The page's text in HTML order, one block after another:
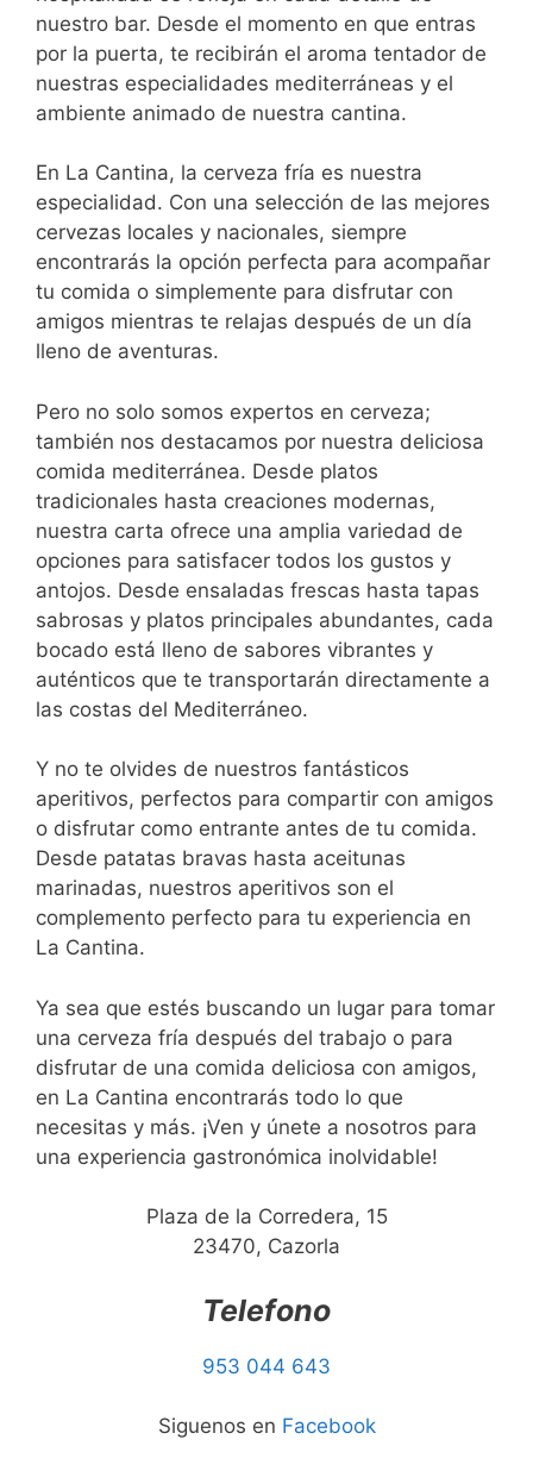
nuestro bar. Desde el momento en que entras
por la puerta, te recibirán el aroma tentador de
nuestras especialidades mediterráneas y el
ambiente animado de nuestra cantina.
En La Cantina, la cerveza fría es nuestra
especialidad. Con una selección de las mejores
cervezas locales y nacionales, siempre
encontrarás la opción perfecta para acompañar
tu comida o simplemente para disfrutar con
amigos mientras te relajas después de un día
lleno de aventuras.
Pero no solo somos expertos en cerveza;
también nos destacamos por nuestra deliciosa
comida mediterránea. Desde platos
tradicionales hasta creaciones modernas,
nuestra carta ofrece una amplia variedad de
opciones para satisfacer todos los gustos y
antojos. Desde ensaladas frescas hasta tapas
sabrosas y platos principales abundantes, cada
bocado está lleno de sabores vibrantes y
auténticos que te transportarán directamente a
las costas del Mediterráneo.
Y no te olvides de nuestros fantásticos
aperitivos, perfectos para compartir con amigos
o disfrutar como entrante antes de tu comida.
Desde patatas bravas hasta aceitunas
marinadas, nuestros aperitivos son el
complemento perfecto para tu experiencia en
La Cantina.
Ya sea que estés buscando un lugar para tomar
una cerveza fría después del trabajo o para
disfrutar de una comida deliciosa con amigos,
en La Cantina encontrarás todo lo que
necesitas y más. ¡Ven y únete a nosotros para
una experiencia gastronómica inolvidable!
Plaza de la Corredera, 15
23470, Cazorla
Telefono
953 044 643
Siguenos en Facebook